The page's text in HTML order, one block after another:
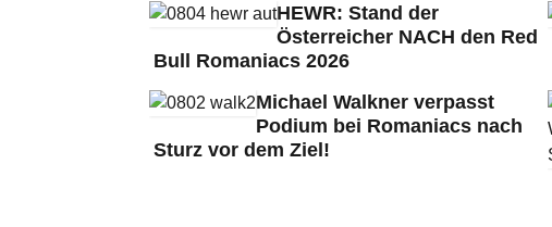
HEWR: Stand der
Österreicher NACH den Red
Bull Romaniacs 2026
Michael Walkner verpasst
Podium bei Romaniacs nach
Sturz vor dem Ziel!